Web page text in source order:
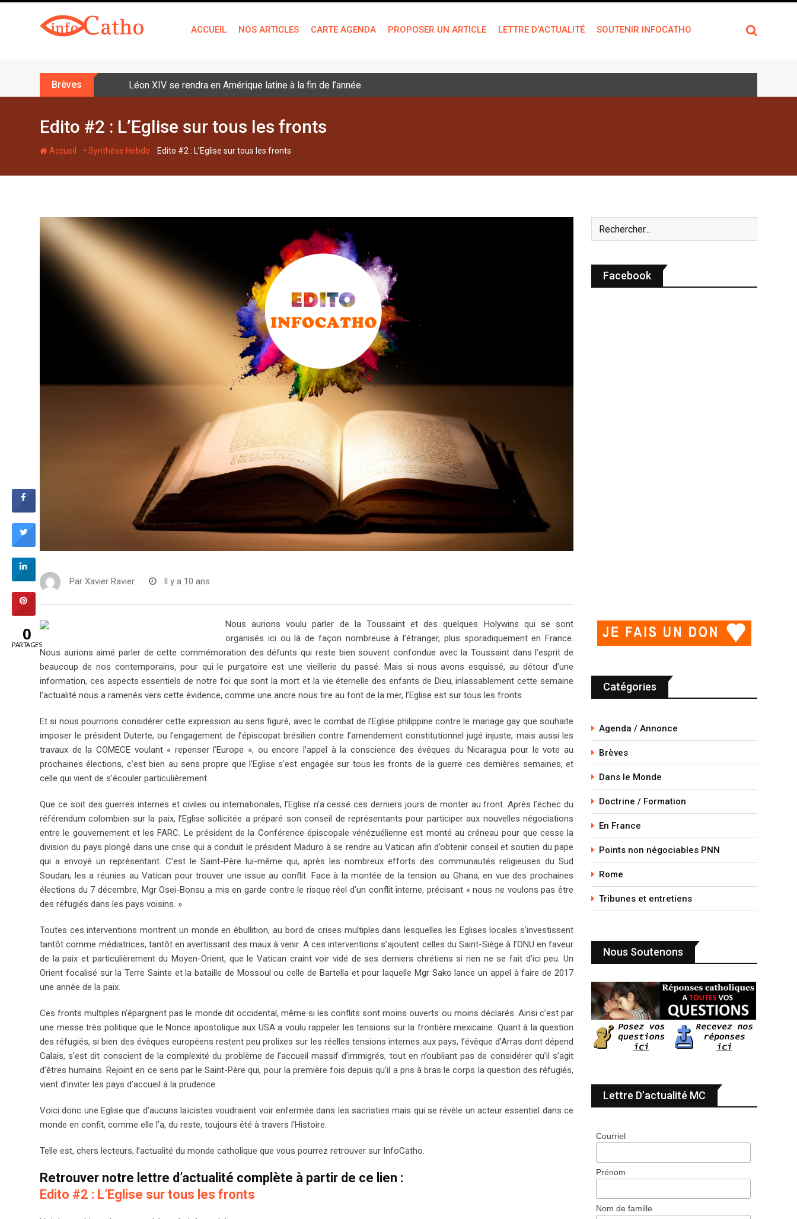
t
ACCUEIL NOS ARTICLES CARTE AGENDA PROPOSER UN ARTICLE LETTRE D’ACTUALITÉ SOUTENIR INFOCATHO
Brèves Léon XIV se rendra en Amérique latine à la fin de l’année
Edito #2 : L’Eglise sur tous les fronts
Accueil - • Synthèse Hebdo - Edito #2 : L’Eglise sur tous les fronts
Par Xavier Ravier Il y a 10 ans
Nous aurions voulu parler de la Toussaint et des quelques Holywins qui se sont
organisés ici ou là de façon nombreuse à l’étranger, plus sporadiquement en France.
Nous aurions aimé parler de cette commémoration des défunts qui reste bien souvent confondue avec la Toussaint dans l’esprit de
beaucoup de nos contemporains, pour qui le purgatoire est une vieillerie du passé. Mais si nous avons esquissé, au détour d’une
information, ces aspects essentiels de notre foi que sont la mort et la vie éternelle des enfants de Dieu, inlassablement cette semaine
l’actualité nous a ramenés vers cette évidence, comme une ancre nous tire au font de la mer, l’Eglise est sur tous les fronts.
Et si nous pourrions considérer cette expression au sens figuré, avec le combat de l’Eglise philippine contre le mariage gay que souhaite
imposer le président Duterte, ou l’engagement de l’épiscopat brésilien contre l’amendement constitutionnel jugé injuste, mais aussi les
travaux de la COMECE voulant « repenser l’Europe », ou encore l’appel à la conscience des évêques du Nicaragua pour le vote au
prochaines élections, c’est bien au sens propre que l’Eglise s’est engagée sur tous les fronts de la guerre ces dernières semaines, et
celle qui vient de s’écouler particulièrement.
Que ce soit des guerres internes et civiles ou internationales, l’Eglise n’a cessé ces derniers jours de monter au front. Après l’échec du
référendum colombien sur la paix, l’Eglise sollicitée a préparé son conseil de représentants pour participer aux nouvelles négociations
entre le gouvernement et les FARC. Le président de la Conférence épiscopale vénézuélienne est monté au créneau pour que cesse la
division du pays plongé dans une crise qui a conduit le président Maduro à se rendre au Vatican afin d’obtenir conseil et soutien du pape
qui a envoyé un représentant. C’est le Saint-Père lui-même qui, après les nombreux efforts des communautés religieuses du Sud
Soudan, les a réunies au Vatican pour trouver une issue au conflit. Face à la montée de la tension au Ghana, en vue des prochaines
élections du 7 décembre, Mgr Osei-Bonsu a mis en garde contre le risque réel d’un conflit interne, précisant « nous ne voulons pas être
des réfugiés dans les pays voisins. »
Toutes ces interventions montrent un monde en ébullition, au bord de crises multiples dans lesquelles les Eglises locales s’investissent
tantôt comme médiatrices, tantôt en avertissant des maux à venir. A ces interventions s’ajoutent celles du Saint-Siège à l’ONU en faveur
de la paix et particulièrement du Moyen-Orient, que le Vatican craint voir vidé de ses derniers chrétiens si rien ne se fait d’ici peu. Un
Orient focalisé sur la Terre Sainte et la bataille de Mossoul ou celle de Bartella et pour laquelle Mgr Sako lance un appel à faire de 2017
une année de la paix.
Ces fronts multiples n’épargnent pas le monde dit occidental, même si les conflits sont moins ouverts ou moins déclarés. Ainsi c’est par
une messe très politique que le Nonce apostolique aux USA a voulu rappeler les tensions sur la frontière mexicaine. Quant à la question
des réfugiés, si bien des évêques européens restent peu prolixes sur les réelles tensions internes aux pays, l’évêque d’Arras dont dépend
Calais, s’est dit conscient de la complexité du problème de l’accueil massif d’immigrés, tout en n’oubliant pas de considérer qu’il s’agit
d’êtres humains. Rejoint en ce sens par le Saint-Père qui, pour la première fois depuis qu’il a pris à bras le corps la question des réfugiés,
vient d’inviter les pays d’accueil à la prudence.
Voici donc une Eglise que d’aucuns laïcistes voudraient voir enfermée dans les sacristies mais qui se révèle un acteur essentiel dans ce
monde en confit, comme elle l’a, du reste, toujours été à travers l’Histoire.
Telle est, chers lecteurs, l’actualité du monde catholique que vous pourrez retrouver sur InfoCatho.
Retrouver notre lettre d’actualité complète à partir de ce lien :
Edito #2 : L’Eglise sur tous les fronts
Facebook
Catégories
Agenda / Annonce
Brèves
Dans le Monde
Doctrine / Formation
En France
Points non négociables PNN
Rome
Tribunes et entretiens
Nous Soutenons
Lettre D’actualité MC
Courriel
Prénom
Nom de famille
0
PARTAGES